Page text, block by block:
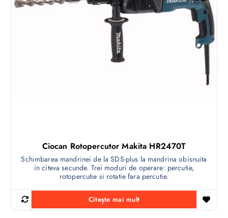
Ciocan Rotopercutor Makita HR2470T
Schimbarea mandrinei de la SDS-plus la mandrina obisnuita
in citeva secunde. Trei moduri de operare: percutie,
rotopercutie si rotatie fara percutie.
Citește mai mult